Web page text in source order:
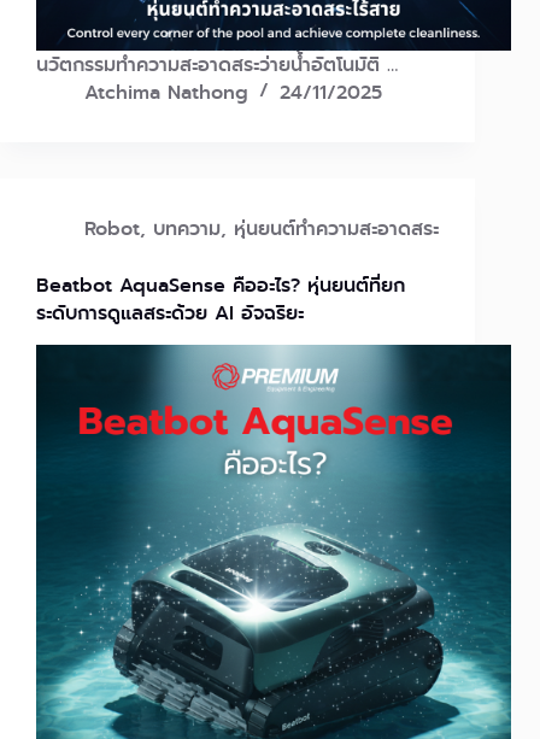
นวัตกรรมทำความสะอาดสระว่ายน้ำอัตโนมัติ …
Atchima Nathong
24/11/2025
Robot, บทความ, หุ่นยนต์ทำความสะอาดสระ
Beatbot AquaSense คืออะไร? หุ่นยนต์ที่ยก
ระดับการดูแลสระด้วย AI อัจฉริยะ